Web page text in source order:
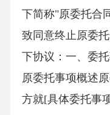
下简称"原委托合
致同意终止原委
下协议：一、委
原委托事项概述
方就[具体委托事